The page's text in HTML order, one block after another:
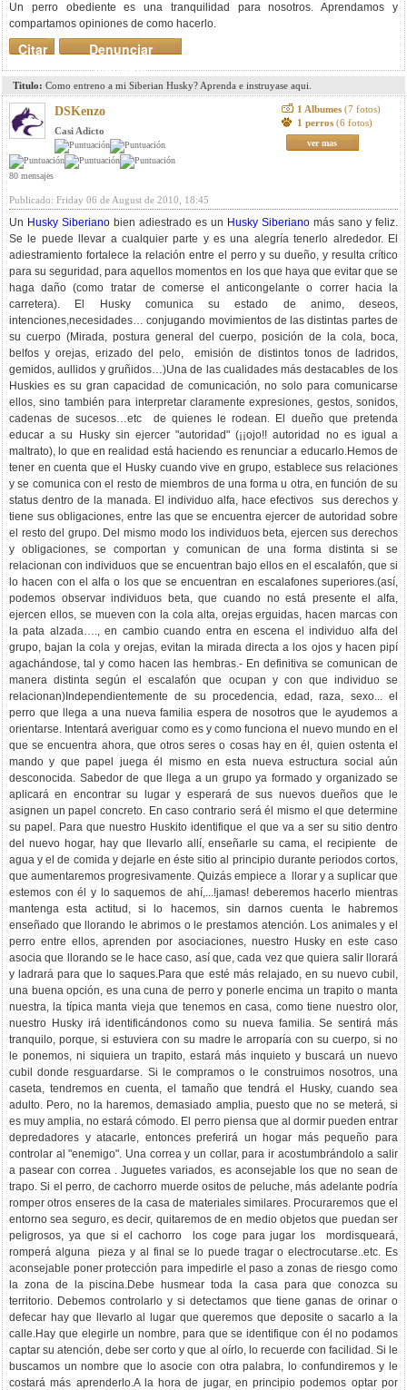
Un perro obediente es una tranquilidad para nosotros. Aprendamos y
compartamos opiniones de como hacerlo.
Denunciar
mensaje
Citar
Titulo: Como entreno a mi Siberian Husky? Aprenda e instruyase aqui.
DSKenzo
Casi Adicto
80 mensajes
1 Albumes (7 fotos)
1 perros (6 fotos)
ver mas
Publicado: Friday 06 de August de 2010, 18:45
Un Husky Siberiano bien adiestrado es un Husky Siberiano más sano y feliz.
Se le puede llevar a cualquier parte y es una alegría tenerlo alrededor. El
adiestramiento fortalece la relación entre el perro y su dueño, y resulta crítico
para su seguridad, para aquellos momentos en los que haya que evitar que se
haga daño (como tratar de comerse el anticongelante o correr hacia la
carretera). El Husky comunica su estado de animo, deseos,
intenciones,necesidades… conjugando movimientos de las distintas partes de
su cuerpo (Mirada, postura general del cuerpo, posición de la cola, boca,
belfos y orejas, erizado del pelo, emisión de distintos tonos de ladridos,
gemidos, aullidos y gruñidos…)Una de las cualidades más destacables de los
Huskies es su gran capacidad de comunicación, no solo para comunicarse
ellos, sino también para interpretar claramente expresiones, gestos, sonidos,
cadenas de sucesos…etc de quienes le rodean. El dueño que pretenda
educar a su Husky sin ejercer "autoridad" (¡¡ojo!! autoridad no es igual a
maltrato), lo que en realidad está haciendo es renunciar a educarlo.Hemos de
tener en cuenta que el Husky cuando vive en grupo, establece sus relaciones
y se comunica con el resto de miembros de una forma u otra, en función de su
status dentro de la manada. El individuo alfa, hace efectivos sus derechos y
tiene sus obligaciones, entre las que se encuentra ejercer de autoridad sobre
el resto del grupo. Del mismo modo los individuos beta, ejercen sus derechos
y obligaciones, se comportan y comunican de una forma distinta si se
relacionan con individuos que se encuentran bajo ellos en el escalafón, que si
lo hacen con el alfa o los que se encuentran en escalafones superiores.(así,
podemos observar individuos beta, que cuando no está presente el alfa,
ejercen ellos, se mueven con la cola alta, orejas erguidas, hacen marcas con
la pata alzada…., en cambio cuando entra en escena el individuo alfa del
grupo, bajan la cola y orejas, evitan la mirada directa a los ojos y hacen pipí
agachándose, tal y como hacen las hembras.- En definitiva se comunican de
manera distinta según el escalafón que ocupan y con que individuo se
relacionan)Independientemente de su procedencia, edad, raza, sexo... el
perro que llega a una nueva familia espera de nosotros que le ayudemos a
orientarse. Intentará averiguar como es y como funciona el nuevo mundo en el
que se encuentra ahora, que otros seres o cosas hay en él, quien ostenta el
mando y que papel juega él mismo en esta nueva estructura social aún
desconocida. Sabedor de que llega a un grupo ya formado y organizado se
aplicará en encontrar su lugar y esperará de sus nuevos dueños que le
asignen un papel concreto. En caso contrario será él mismo el que determine
su papel. Para que nuestro Huskito identifique el que va a ser su sitio dentro
del nuevo hogar, hay que llevarlo allí, enseñarle su cama, el recipiente de
agua y el de comida y dejarle en éste sitio al principio durante periodos cortos,
que aumentaremos progresivamente. Quizás empiece a llorar y a suplicar que
estemos con él y lo saquemos de ahí,...!jamas! deberemos hacerlo mientras
mantenga esta actitud, si lo hacemos, sin darnos cuenta le habremos
enseñado que llorando le abrimos o le prestamos atención. Los animales y el
perro entre ellos, aprenden por asociaciones, nuestro Husky en este caso
asocia que llorando se le hace caso, así que, cada vez que quiera salir llorará
y ladrará para que lo saques.Para que esté más relajado, en su nuevo cubil,
una buena opción, es una cuna de perro y ponerle encima un trapito o manta
nuestra, la típica manta vieja que tenemos en casa, como tiene nuestro olor,
nuestro Husky irá identificándonos como su nueva familia. Se sentirá más
tranquilo, porque, si estuviera con su madre le arroparía con su cuerpo, si no
le ponemos, ni siquiera un trapito, estará más inquieto y buscará un nuevo
cubil donde resguardarse. Si le compramos o le construimos nosotros, una
caseta, tendremos en cuenta, el tamaño que tendrá el Husky, cuando sea
adulto. Pero, no la haremos, demasiado amplia, puesto que no se meterá, si
es muy amplia, no estará cómodo. El perro piensa que al dormir pueden entrar
depredadores y atacarle, entonces preferirá un hogar más pequeño para
controlar al "enemigo". Una correa y un collar, para ir acostumbrándolo a salir
a pasear con correa . Juguetes variados, es aconsejable los que no sean de
trapo. Si el perro, de cachorro muerde ositos de peluche, más adelante podría
romper otros enseres de la casa de materiales similares. Procuraremos que el
entorno sea seguro, es decir, quitaremos de en medio objetos que puedan ser
peligrosos, ya que si el cachorro los coge para jugar los mordisqueará,
romperá alguna pieza y al final se lo puede tragar o electrocutarse..etc. Es
aconsejable poner protección para impedirle el paso a zonas de riesgo como
la zona de la piscina.Debe husmear toda la casa para que conozca su
territorio. Debemos controlarlo y si detectamos que tiene ganas de orinar o
defecar hay que llevarlo al lugar que queremos que deposite o sacarlo a la
calle.Hay que elegirle un nombre, para que se identifique con él no podamos
captar su atención, debe ser corto y que al oírlo, lo recuerde con facilidad. Si le
buscamos un nombre que lo asocie con otra palabra, lo confundiremos y le
costará más aprenderlo.A la hora de jugar, en principio podemos optar por